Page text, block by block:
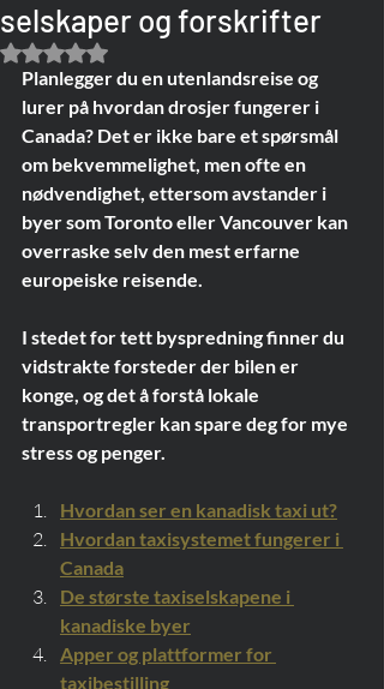
selskaper og forskrifter
Gitt NaN av 5 stjerner.
Planlegger du en utenlandsreise og
lurer på hvordan drosjer fungerer i
Canada? Det er ikke bare et spørsmål
om bekvemmelighet, men ofte en
nødvendighet, ettersom avstander i
byer som Toronto eller Vancouver kan
overraske selv den mest erfarne
europeiske reisende.
I stedet for tett byspredning finner du
vidstrakte forsteder der bilen er
konge, og det å forstå lokale
transportregler kan spare deg for mye
stress og penger.
Hvordan ser en kanadisk taxi ut?
Hvordan taxisystemet fungerer i
Canada
De største taxiselskapene i
kanadiske byer
Apper og plattformer for
taxibestilling